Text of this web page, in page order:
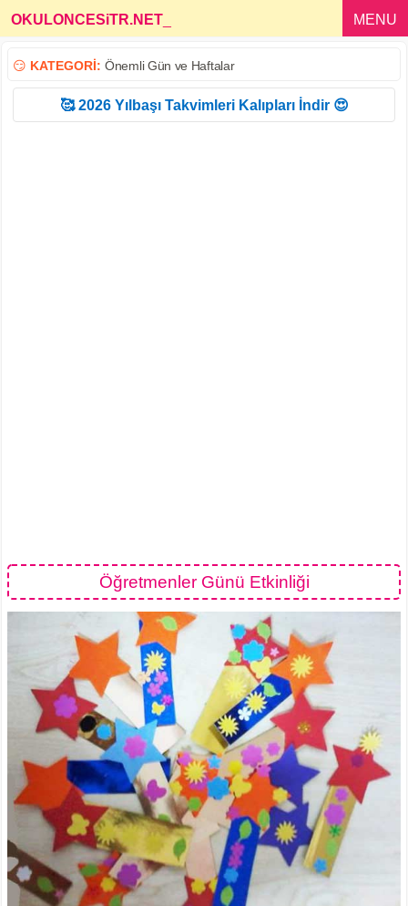
OKULONCESiTR.NET MENU
😏 KATEGORİ: Önemli Gün ve Haftalar
🥰 2026 Yılbaşı Takvimleri Kalıpları İndir 😍
Öğretmenler Günü Etkinliği